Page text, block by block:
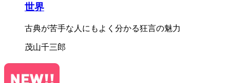
世界
古典が苦手な人にもよく分かる狂言の魅力
茂山千三郎